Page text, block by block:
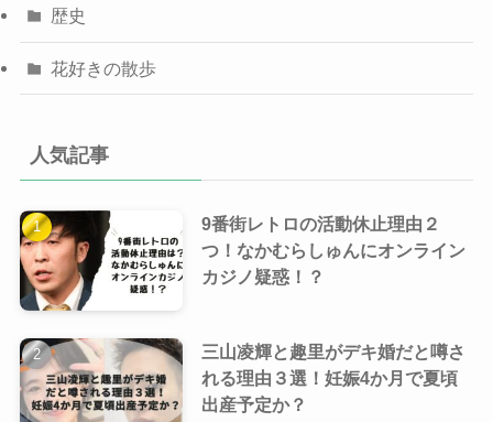
歴史
花好きの散歩
人気記事
9番街レトロの活動休止理由２
つ！なかむらしゅんにオンライン
カジノ疑惑！？
三山凌輝と趣里がデキ婚だと噂さ
れる理由３選！妊娠4か月で夏頃
出産予定か？